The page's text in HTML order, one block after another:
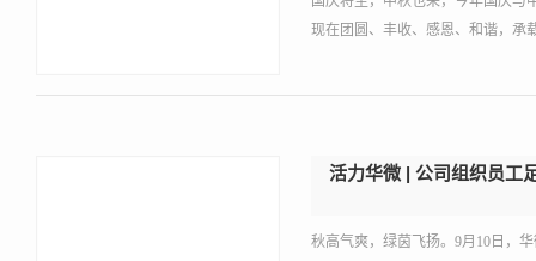
现在团圆、丰收、感恩、和谐，承
活力华微 | 公司组织员工
秋高气爽，绿茵飞扬。9月10日，